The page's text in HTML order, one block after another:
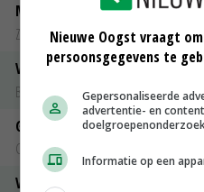
Magere melkpoeder
Zuivel NL
Vleeskuikens 2001-2600 gr
Barneveld
Gerst
Groningen
Volle melkpoeder
Nieuwe Oogst vraagt
persoonsgegevens te
Gepersonaliseerde
advertentie- en
Informatie op een